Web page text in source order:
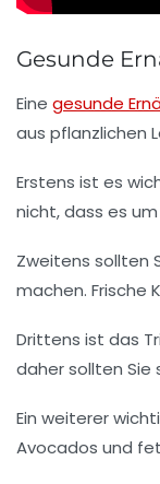
Gesunde
Eine gesunde
aus pflanzlichen
Erstens ist es
nicht, dass es
Zweitens sollten
machen. Frische
Drittens ist das
daher sollten Sie
Ein weiterer
Avocados und